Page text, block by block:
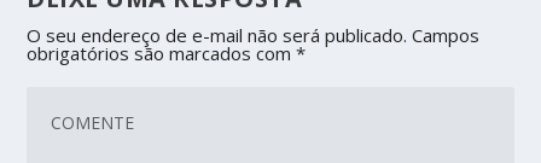
O seu endereço de e-mail não será publicado. Campos
obrigatórios são marcados com*